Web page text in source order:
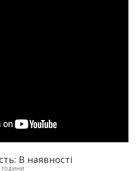
В наявності
години